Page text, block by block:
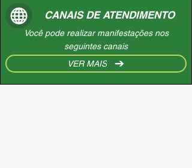
CANAIS DE ATENDIMENTO
Você pode realizar manifestações nos
seguintes canais
VER MAIS